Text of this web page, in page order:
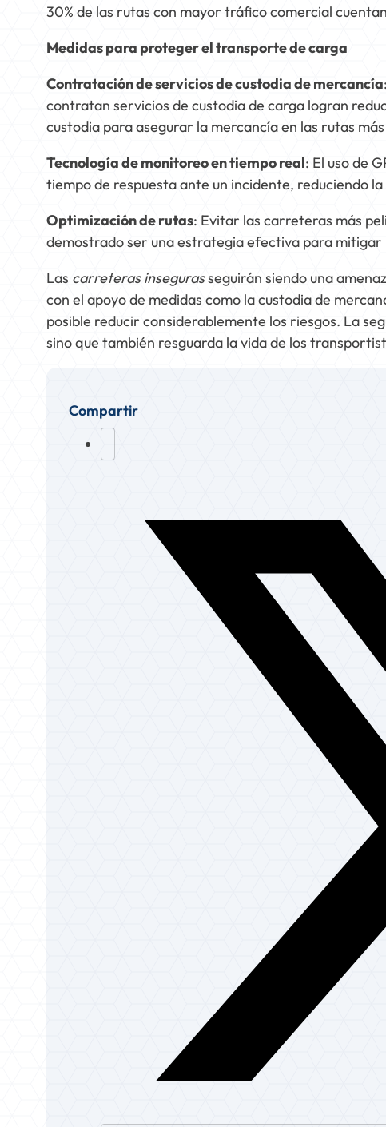
30% de las rutas con mayor tráfico comercial
Medidas para proteger el transporte de carga
Contratación de servicios de custodia de mercancía
contratan servicios de custodia de carga logran
custodia para asegurar la mercancía en las rutas
Tecnología de monitoreo en tiempo real: El uso de
tiempo de respuesta ante un incidente, reduciendo
Optimización de rutas: Evitar las carreteras más
demostrado ser una estrategia efectiva para mitigar
Las carreteras insegurasseguirán siendo una
con el apoyo de medidas como la custodia de
posible reducir considerablemente los riesgos. La
sino que también resguarda la vida de los
Compartir